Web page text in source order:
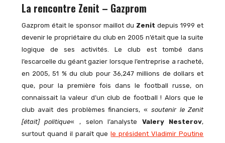
La rencontre Zenit – Gazprom
Gazprom était le sponsor maillot du Zenit depuis 1999 et
devenir le propriétaire du club en 2005 n’était que la suite
logique de ses activités. Le club est tombé dans
l’escarcelle du géant gazier lorsque l’entreprise a racheté,
en 2005, 51 % du club pour 36,247 millions de dollars et
que, pour la première fois dans le football russe, on
connaissait la valeur d’un club de football ! Alors que le
club avait des problèmes financiers, « soutenir le Zenit
[était] politique« , selon l’analyste Valery Nesterov,
surtout quand il paraît quele président Vladimir Poutine